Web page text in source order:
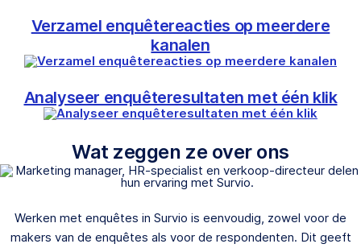
Verzamel enquêtereacties op meerdere
kanalen
Analyseer enquêteresultaten met één klik
Wat zeggen ze over ons
Werken met enquêtes in Survio is eenvoudig, zowel voor de
makers van de enquêtes als voor de respondenten. Dit geeft